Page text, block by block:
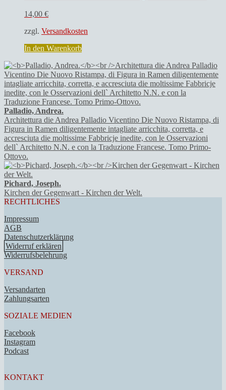
14,00 €
zzgl. Versandkosten
In den Warenkorb
Palladio, Andrea.
Architettura die Andrea Palladio Vicentino Die Nuovo Ristampa, di
Figura in Ramen diligentemente intagliate arricchita, corretta, e
accresciuta die moltissime Fabbricje inedite, con le Osservazioni
dell` Architetto N.N. e con la Traduzione Francese. Tomo Primo-
Ottovo.
Pichard, Joseph.
Kirchen der Gegenwart - Kirchen der Welt.
RECHTLICHES
Impressum
AGB
Datenschutzerklärung
Widerruf erklären
Widerrufsbelehrung
VERSAND
Versandarten
Zahlungsarten
SOZIALE MEDIEN
Facebook
Instagram
Podcast
KONTAKT